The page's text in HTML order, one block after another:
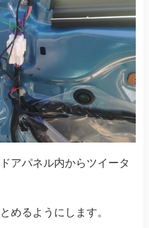
アパネル内からツイータ
めるようにします。